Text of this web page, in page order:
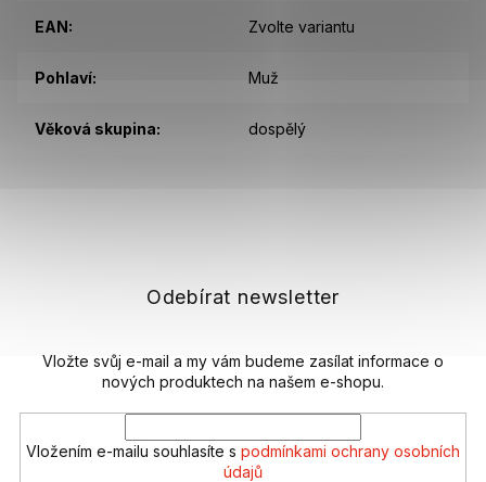
EAN: Zvolte variantu
Pohlaví: Muž
Věková skupina: dospělý
Odebírat newsletter
Vložte svůj e-mail a my vám budeme zasílat informace o
nových produktech na našem e-shopu.
Vložením e-mailu souhlasíte s podmínkami ochrany osobních
údajů